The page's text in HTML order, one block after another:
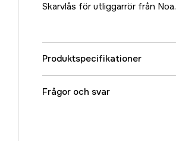
Skarvlås för utliggarrör från Noa.
Produktspecifikationer
Referensnummer
Frågor och svar